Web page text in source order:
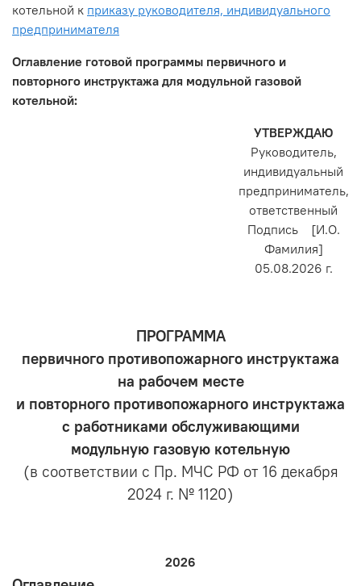
котельной к приказу руководителя, индивидуального
предпринимателя
Оглавление готовой программы первичного и
повторного инструктажа для модульной газовой
котельной:
УТВЕРЖДАЮ
Руководитель,
индивидуальный
предприниматель,
ответственный
Подпись [И.О.
Фамилия]
05.08.2026 г.
ПРОГРАММА
первичного противопожарного инструктажа
на рабочем месте
и повторного противопожарного инструктажа
с работниками обслуживающими
модульную газовую котельную
(в соответствии с Пр. МЧС РФ от 16 декабря
2024 г. № 1120)
2026